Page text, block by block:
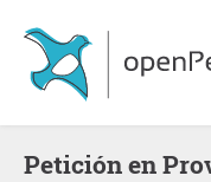
Petición en